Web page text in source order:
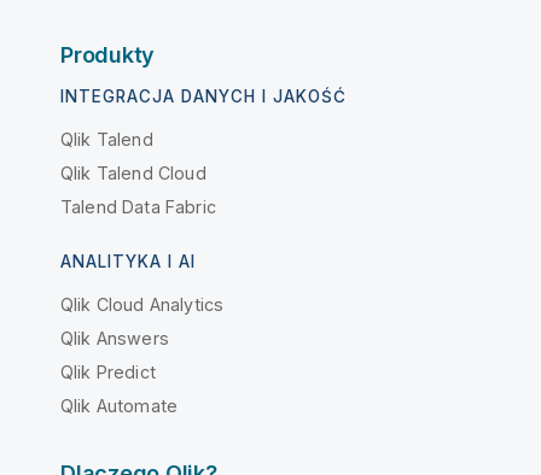
Produkty
INTEGRACJA DANYCH I JAKOŚĆ
Qlik Talend
Qlik Talend Cloud
Talend Data Fabric
ANALITYKA I AI
Qlik Cloud Analytics
Qlik Answers
Qlik Predict
Qlik Automate